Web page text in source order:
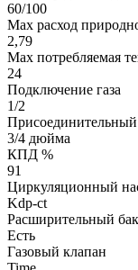
60/100
Max расход
2,79
Мах потребляемая
24
Подключение газа
1/2
Присоединительный
3/4 дюйма
КПД %
91
Циркуляционный
Kdp-ct
Расширительный бак
Есть
Газовый клапан